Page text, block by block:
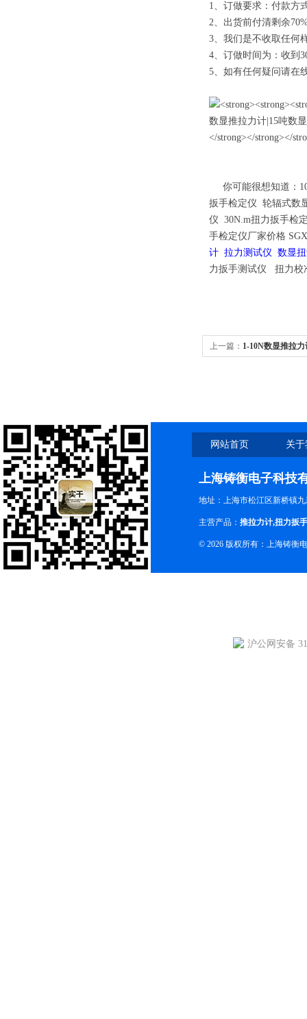
1、订做要求：付款方
2、出货前付清剩余
3、我们是不收取任何
4、订做时间为：收到
5、如有任何疑问请在
你可能很想知道 ：
扳手检定仪 轮辐式数
仪 30N.m扭力扳手检
手检定仪厂家价格
计 拉力测试仪 数显
力扳手测试仪 扭力校
上一篇： 1-10N数显推拉力
网站首页 关
上海铸衡电子科技
地址：上海市松江区新桥镇
主营产品： 推拉力计,扭力扳手
© 2026 版权所有：上海铸衡
沪公网安备